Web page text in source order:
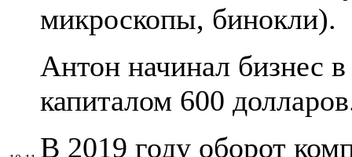
микроскопы, бинокли).
Антон начинал бизнес
капиталом 600
В 2019 году оборот